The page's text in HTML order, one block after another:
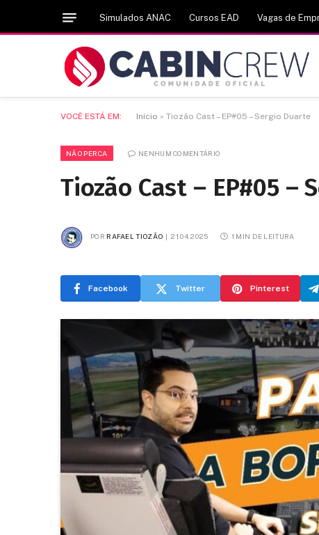
Simulados ANAC Cursos EAD Vagas de
VOCÊ ESTÁ EM: Início » Tiozão Cast – EP#05 – Sergio Duarte
NÃO PERCA NENHUM COMENTÁRIO
Tiozão Cast – EP#05 –
POR RAFAEL TIOZÃO 21.04.2025 1 MIN DE LEITURA
Facebook Twitter Pinterest